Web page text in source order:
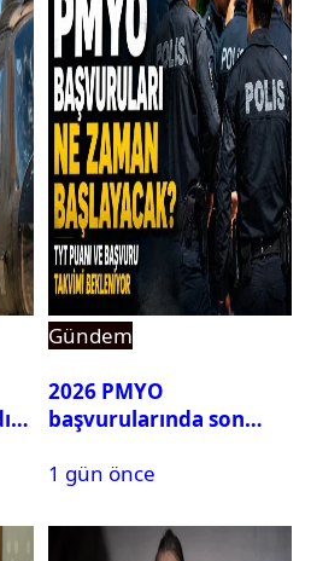
Gündem
2026 PMYO
başvurularında son
1 gün önce